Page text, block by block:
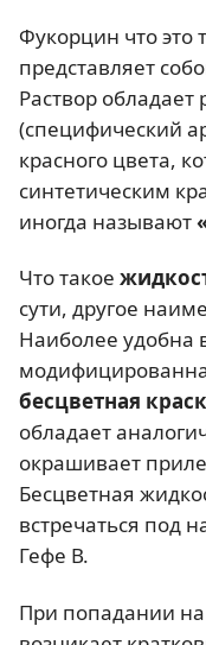
Фукорцин что это
представляет
Раствор
(специфический
красного цвета,
синтетическим
иногда называют
Что такое
сути, другое
Наиболее удобна
бесцветная
обладает
окрашивает
Бесцветная
встречаться под
Гефе В.
При попадании